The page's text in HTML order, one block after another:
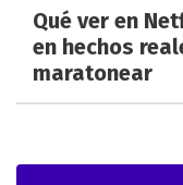
Qué ver en
en hechos
maratonear